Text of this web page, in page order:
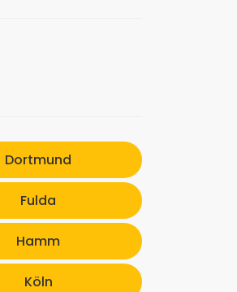
Dortmund
Fulda
Hamm
Köln